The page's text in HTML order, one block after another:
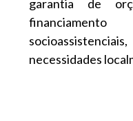
garantia de
necessidades